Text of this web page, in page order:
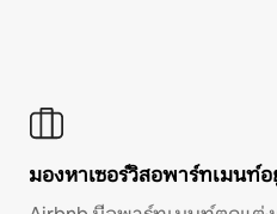
มองหาเซอร์วิสอพาร์ทเมนท์อ